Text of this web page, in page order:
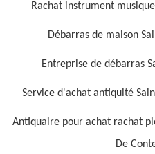
Rachat instrument
Débarras de maison
Entreprise de débarras
Service d'achat antiquité
Antiquaire pour achat rachat
De